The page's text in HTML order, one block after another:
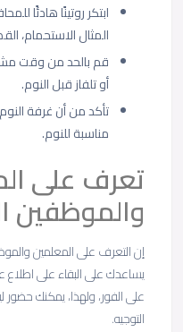
ابتكر روتينًا هادئًا
المثال الاستحمام،
قم بالحد من وقت
أو تلفاز قبل النوم.
تأكد من أن غرفة
مناسبة للنوم.
تعرف على
والموظفين
إن التعرف على المعلمين
يساعدك على البقاء على
على الفور، ولهذا، يمكنك حضور
التوجيه.